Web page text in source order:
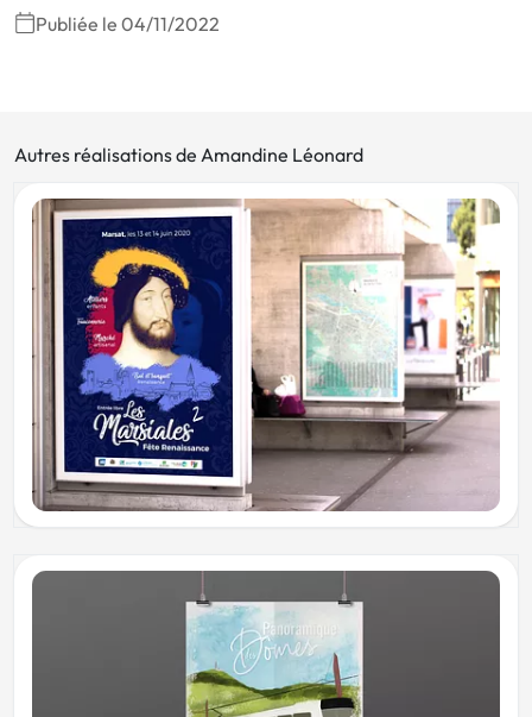
Publiée le 04/11/2022
Autres réalisations de Amandine Léonard